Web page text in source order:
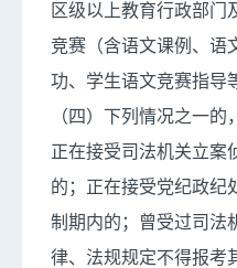
区级以上教育行政部门
竞赛（含语文课例、语
功、学生语文竞赛指导
（四）下列情况之一的
正在接受司法机关立案
的；正在接受党纪政纪
制期内的；曾受过司法
律、法规规定不得报考